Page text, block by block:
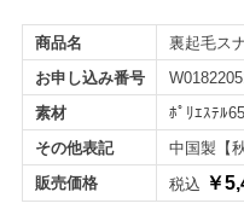
商品名
裏起毛ス
お申し込み番号
素材
ﾎﾟﾘｴｽﾃﾙ
その他表記
中国製【
販売価格
税込 ￥